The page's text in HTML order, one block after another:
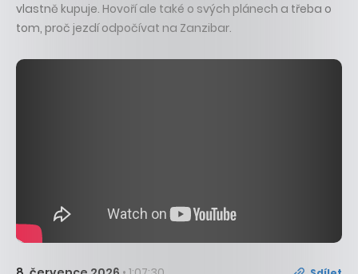
vlastně kupuje. Hovoří ale také o svých plánech a třeba o
tom, proč jezdí odpočívat na Zanzibar.